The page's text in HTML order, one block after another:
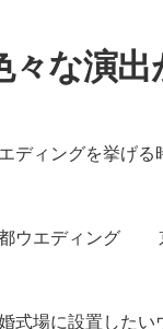
々な演
ディングを挙げる
ウエディング
式場に設置したい